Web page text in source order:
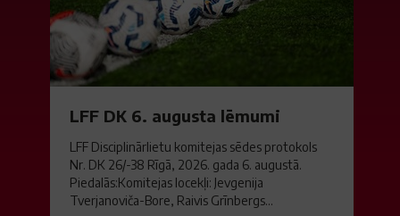
LFF DK 6. augusta lēmumi
LFF Disciplinārlietu komitejas sēdes protokols
Nr. DK 26/-38 Rīgā, 2026. gada 6. augustā.
Piedalās:Komitejas locekļi: Jevgenija
Tverjanoviča-Bore, Raivis Grīnbergs...